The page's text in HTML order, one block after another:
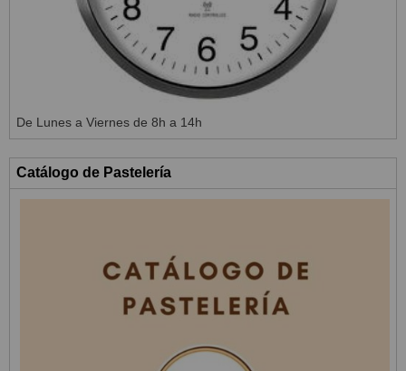
De Lunes a Viernes de 8h a 14h
Catálogo de Pastelería